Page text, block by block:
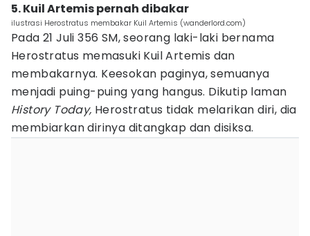
5. Kuil Artemis pernah dibakar
ilustrasi Herostratus membakar Kuil Artemis (wanderlord.com)
Pada 21 Juli 356 SM, seorang laki-laki bernama
Herostratus memasuki Kuil Artemis dan
membakarnya. Keesokan paginya, semuanya
menjadi puing-puing yang hangus. Dikutip laman
History Today, Herostratus tidak melarikan diri, dia
membiarkan dirinya ditangkap dan disiksa.